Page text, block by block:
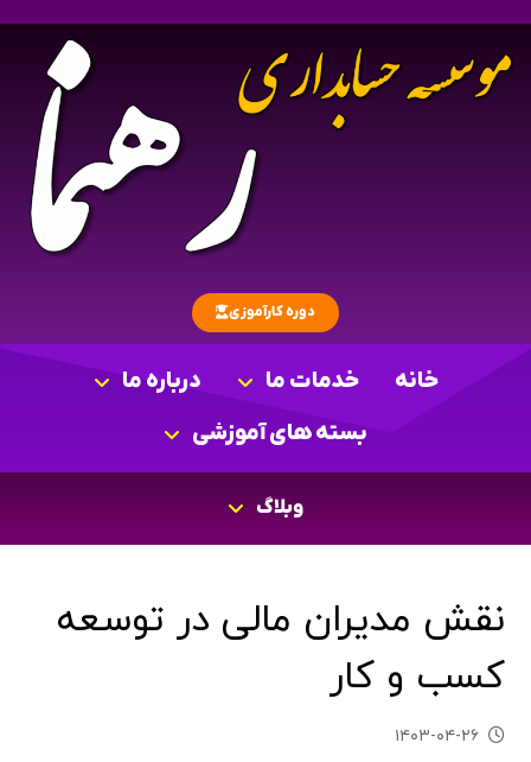
دوره کارآموزی
خانه خدمات ما
درباره ما
بسته های آموزشی
وبلاگ
نقش مدیران مالی در توسعه
کسب و کار
۱۴۰۳-۰۴-۲۶